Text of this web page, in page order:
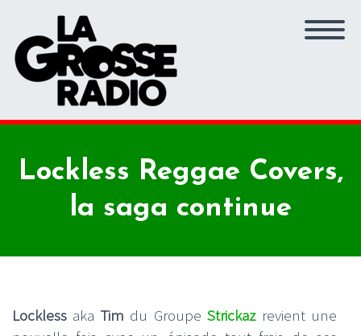
Lockless Reggae Covers,
la saga continue
Lockless aka Tim du GroupeStrickaz revient une